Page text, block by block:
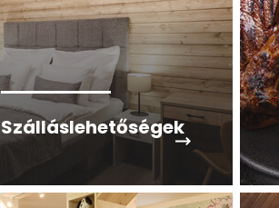
Szálláslehetőségek